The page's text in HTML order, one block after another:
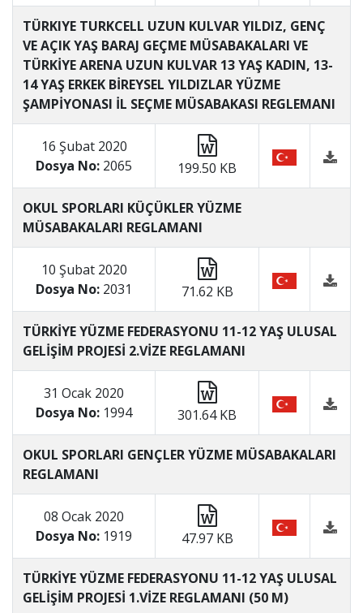
TÜRKIYE TURKCELL UZUN KULVAR YILDIZ, GENÇ
VE AÇIK YAŞ BARAJ GEÇME MÜSABAKALARI VE
TÜRKİYE ARENA UZUN KULVAR 13 YAŞ KADIN, 13-
14 YAŞ ERKEK BİREYSEL YILDIZLAR YÜZME
ŞAMPİYONASI İL SEÇME MÜSABAKASI REGLEMANI
16 Şubat 2020
Dosya No: 2065 199.50 KB
OKUL SPORLARI KÜÇÜKLER YÜZME
MÜSABAKALARI REGLAMANI
10 Şubat 2020
Dosya No: 2031 71.62 KB
TÜRKİYE YÜZME FEDERASYONU 11-12 YAŞ ULUSAL
GELİŞİM PROJESİ 2.VİZE REGLAMANI
31 Ocak 2020
Dosya No: 1994 301.64 KB
OKUL SPORLARI GENÇLER YÜZME MÜSABAKALARI
REGLAMANI
08 Ocak 2020
Dosya No: 1919 47.97 KB
TÜRKİYE YÜZME FEDERASYONU 11-12 YAŞ ULUSAL
GELİŞİM PROJESİ 1.VİZE REGLAMANI (50 M)